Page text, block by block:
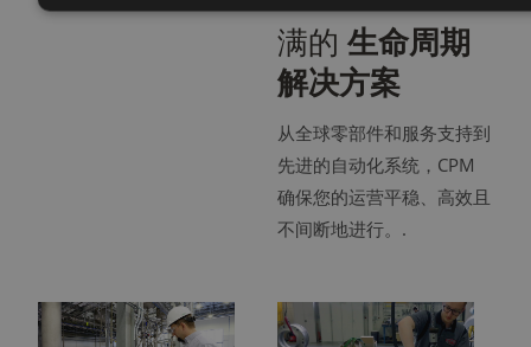
满的 生命周期
解决方案
从全球零部件和服务支持到
先进的自动化系统，CPM
确保您的运营平稳、高效且
不间断地进行。.